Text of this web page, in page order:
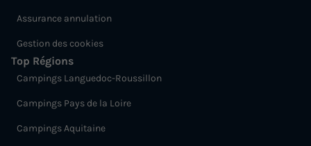
Assurance annulation
Gestion des cookies
Top Régions
Campings Languedoc-Roussillon
Campings Pays de la Loire
Campings Aquitaine